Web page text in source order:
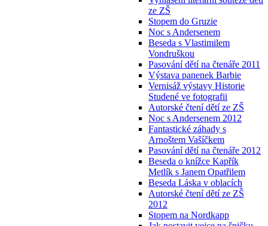
ze ZŠ
Stopem do Gruzie
Noc s Andersenem
Beseda s Vlastimilem
Vondruškou
Pasování dětí na čtenáře 2011
Výstava panenek Barbie
Vernisáž výstavy Historie
Studené ve fotografii
Autorské čtení dětí ze ZŠ
Noc s Andersenem 2012
Fantastické záhady s
Arnoštem Vašíčkem
Pasování dětí na čtenáře 2012
Beseda o knížce Kapřík
Metlík s Janem Opatřilem
Beseda Láska v oblacích
Autorské čtení dětí ze ZŠ
2012
Stopem na Nordkapp